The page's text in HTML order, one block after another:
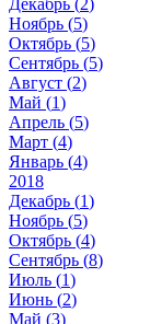
Декабрь (2)
Ноябрь (5)
Октябрь (5)
Сентябрь (5)
Август (2)
Май (1)
Апрель (5)
Март (4)
Январь (4)
2018
Декабрь (1)
Ноябрь (5)
Октябрь (4)
Сентябрь (8)
Июль (1)
Июнь (2)
Май (3)